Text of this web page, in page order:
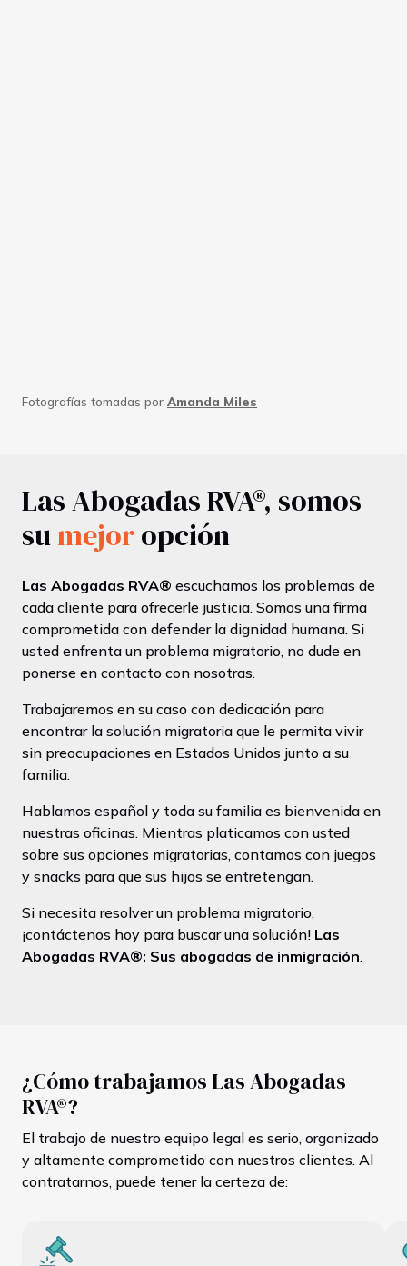
Fotografías tomadas por Amanda Miles
Las Abogadas RVA®, somos
sumejoropción
Las Abogadas RVA® escuchamos los problemas de
cada cliente para ofrecerle justicia. Somos una firma
comprometida con defender la dignidad humana. Si
usted enfrenta un problema migratorio, no dude en
ponerse en contacto con nosotras.
Trabajaremos en su caso con dedicación para
encontrar la solución migratoria que le permita vivir
sin preocupaciones en Estados Unidos junto a su
familia.
Hablamos español y toda su familia es bienvenida en
nuestras oficinas. Mientras platicamos con usted
sobre sus opciones migratorias, contamos con juegos
y snacks para que sus hijos se entretengan.
Si necesita resolver un problema migratorio,
¡contáctenos hoy para buscar una solución! Las
Abogadas RVA®: Sus abogadas de inmigración.
¿Cómo trabajamos Las Abogadas
RVA®?
El trabajo de nuestro equipo legal es serio, organizado
y altamente comprometido con nuestros clientes. Al
contratarnos, puede tener la certeza de: